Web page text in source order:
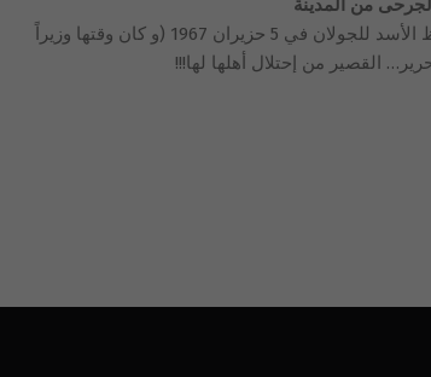
سوف يسجّل التاريخ هذا الحدث: أنه و في ذكرى بيع حافظ الأسد للجولان في 5 حزيران 1967 (و كان وقتها وزيراً
القصير من إحتلال أهلها لها!!!